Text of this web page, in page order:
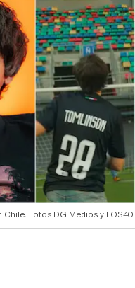
Fotos DG Medios y LOS40.